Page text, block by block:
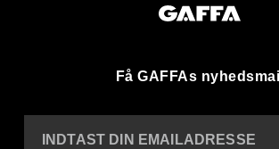
Få GAFFAs nyhedsmail
INDTAST DIN EMAILADRESSE